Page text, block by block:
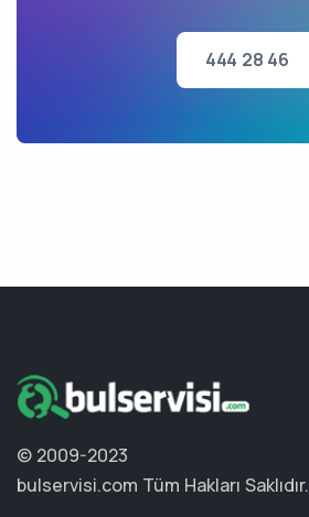
444 28 46
© 2009-2023
bulservisi.com Tüm Hakları Saklıdır.